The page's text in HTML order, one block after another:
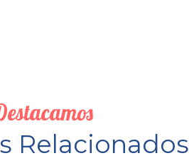
Relacionados